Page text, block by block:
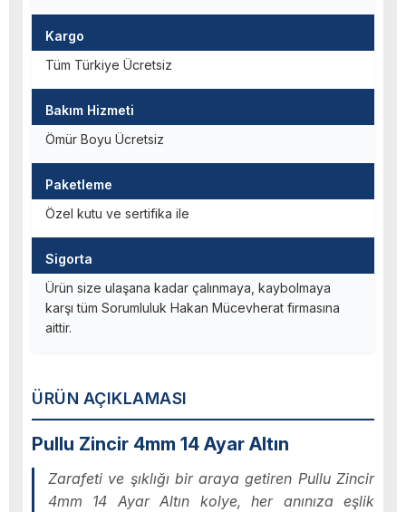
ÜRÜN AÇIKLAMASI
Pullu Zincir 4mm 14 Ayar Altın
Zarafeti ve şıklığı bir araya getiren Pullu Zincir
4mm 14 Ayar Altın kolye, her anınıza eşlik
Kargo
Tüm Türkiye Ücretsiz
Bakım Hizmeti
Ömür Boyu Ücretsiz
Paketleme
Özel kutu ve sertifika ile
Sigorta
Ürün size ulaşana kadar çalınmaya, kaybolmaya
karşı tüm Sorumluluk Hakan Mücevherat firmasına
aittir.